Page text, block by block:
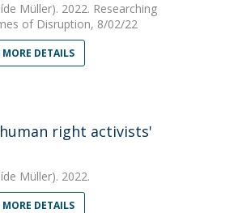
Müller). 2022. Researching
of Disruption, 8/02/22
DETAILS
right activists'
Müller). 2022.
DETAILS